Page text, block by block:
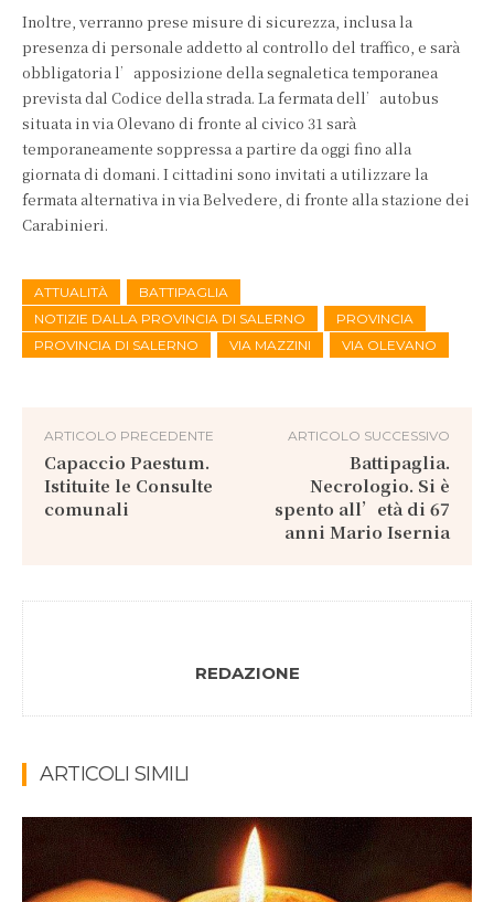
Inoltre, verranno prese misure di sicurezza, inclusa la
presenza di personale addetto al controllo del traffico, e sarà
obbligatoria l’apposizione della segnaletica temporanea
prevista dal Codice della strada. La fermata dell’autobus
situata in via Olevano di fronte al civico 31 sarà
temporaneamente soppressa a partire da oggi fino alla
giornata di domani. I cittadini sono invitati a utilizzare la
fermata alternativa in via Belvedere, di fronte alla stazione dei
Carabinieri.
ATTUALITÀ
BATTIPAGLIA
NOTIZIE DALLA PROVINCIA DI SALERNO
PROVINCIA
PROVINCIA DI SALERNO
VIA MAZZINI VIA OLEVANO
ARTICOLO PRECEDENTE
Capaccio Paestum.
Istituite le Consulte
comunali
ARTICOLO SUCCESSIVO
Battipaglia.
Necrologio. Si è
spento all’età di 67
anni Mario Isernia
REDAZIONE
ARTICOLI SIMILI